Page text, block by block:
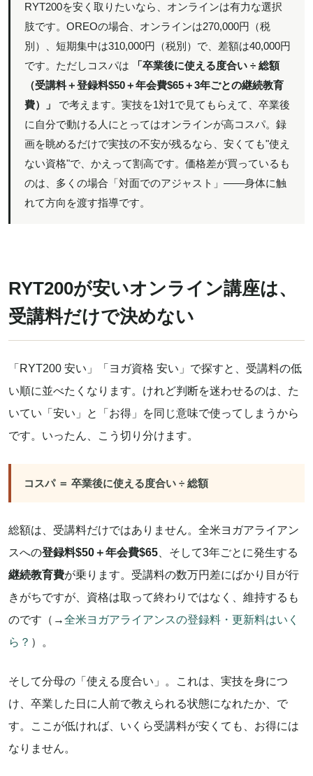
RYT200を安く取りたいなら、オンラインは有力な選択
肢です。OREOの場合、オンラインは270,000円（税
別）、短期集中は310,000円（税別）で、差額は40,000円
です。ただしコスパは
「卒業後に使える度合い ÷ 総額
（受講料＋登録料$50＋年会費$65＋3年ごとの継続教育
費）」
で考えます。実技を1対1で見てもらえて、卒業後
に自分で動ける人にとってはオンラインが高コスパ。録
画を眺めるだけで実技の不安が残るなら、安くても"使え
ない資格"で、かえって割高です。価格差が買っているも
のは、多くの場合「対面でのアジャスト」——身体に触
れて方向を渡す指導です。
RYT200が安いオンライン講座は、
受講料だけで決めない
「RYT200 安い」「ヨガ資格 安い」で探すと、受講料の低
い順に並べたくなります。けれど判断を迷わせるのは、た
いてい「安い」と「お得」を同じ意味で使ってしまうから
です。いったん、こう切り分けます。
コスパ ＝ 卒業後に使える度合い ÷ 総額
総額は、受講料だけではありません。全米ヨガアライアン
スへの登録料$50＋年会費$65 、そして3年ごとに発生する
継続教育費が乗ります。受講料の数万円差にばかり目が行
きがちですが、資格は取って終わりではなく、維持するも
のです（→全米ヨガアライアンスの登録料・更新料はいく
ら？ ）。
そして分母の「使える度合い」。これは、実技を身につ
け、卒業した日に人前で教えられる状態になれたか、で
す。ここが低ければ、いくら受講料が安くても、お得には
なりません。